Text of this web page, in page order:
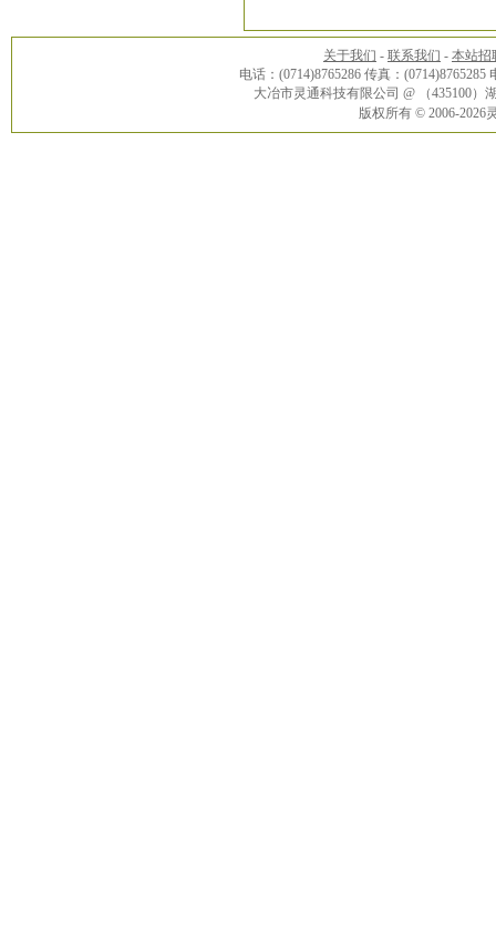
关于我们 - 联系我们 - 本站招
电话：(0714)8765286 传真：(0714)8765285
大冶市灵通科技有限公司 @ （435100
版权所有 © 2006-2026